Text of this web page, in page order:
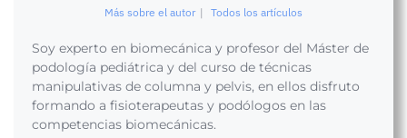
Más sobre el autor | Todos los artículos
Soy experto en biomecánica y profesor del Máster de
podología pediátrica y del curso de técnicas
manipulativas de columna y pelvis, en ellos disfruto
formando a fisioterapeutas y podólogos en las
competencias biomecánicas.